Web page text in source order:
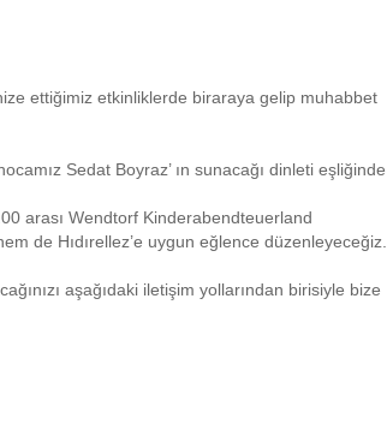
ettiğimiz etkinliklerde biraraya gelip muhabbet
Sedat Boyraz’ ın sunacağı dinleti eşliğinde
arası Wendtorf Kinderabendteuerland
de Hıdırellez’e uygun eğlence düzenleyeceğiz.
aşağıdaki iletişim yollarından birisiyle bize